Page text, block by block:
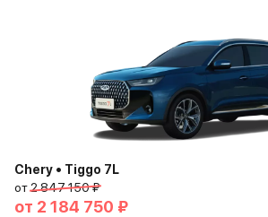
Chery • Tiggo 7L
от2 847 150 ₽
от 2 184 750 ₽